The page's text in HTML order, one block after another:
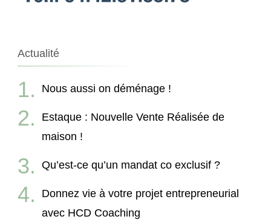
Actualité
Nous aussi on déménage !
Estaque : Nouvelle Vente Réalisée de
maison !
Qu’est-ce qu’un mandat co exclusif ?
Donnez vie à votre projet entrepreneurial
avec HCD Coaching